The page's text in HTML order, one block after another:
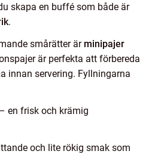
skapa en buffé som både är
.
smårätter är minipajer
är perfekta att förbereda
innan servering. Fyllningarna
en frisk och krämig
och lite rökig smak som